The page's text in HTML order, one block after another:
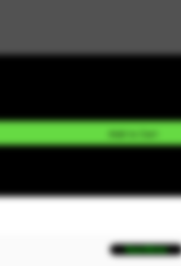
Add to Cart
Suscribirse